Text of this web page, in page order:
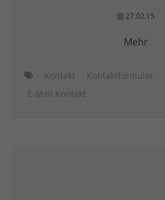
27.02.15
Mehr
Kontakt Kontaktformular
E-Mail Kontakt